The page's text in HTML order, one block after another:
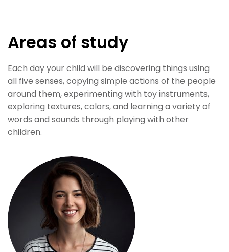
Areas of study
Each day your child will be discovering things using
all five senses, copying simple actions of the people
around them, experimenting with toy instruments,
exploring textures, colors, and learning a variety of
words and sounds through playing with other
children.